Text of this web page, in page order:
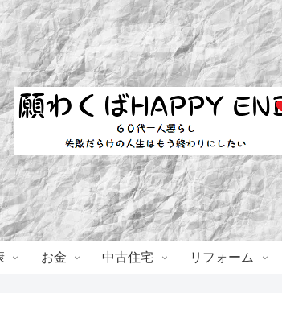
お金 中古住宅 リフォーム